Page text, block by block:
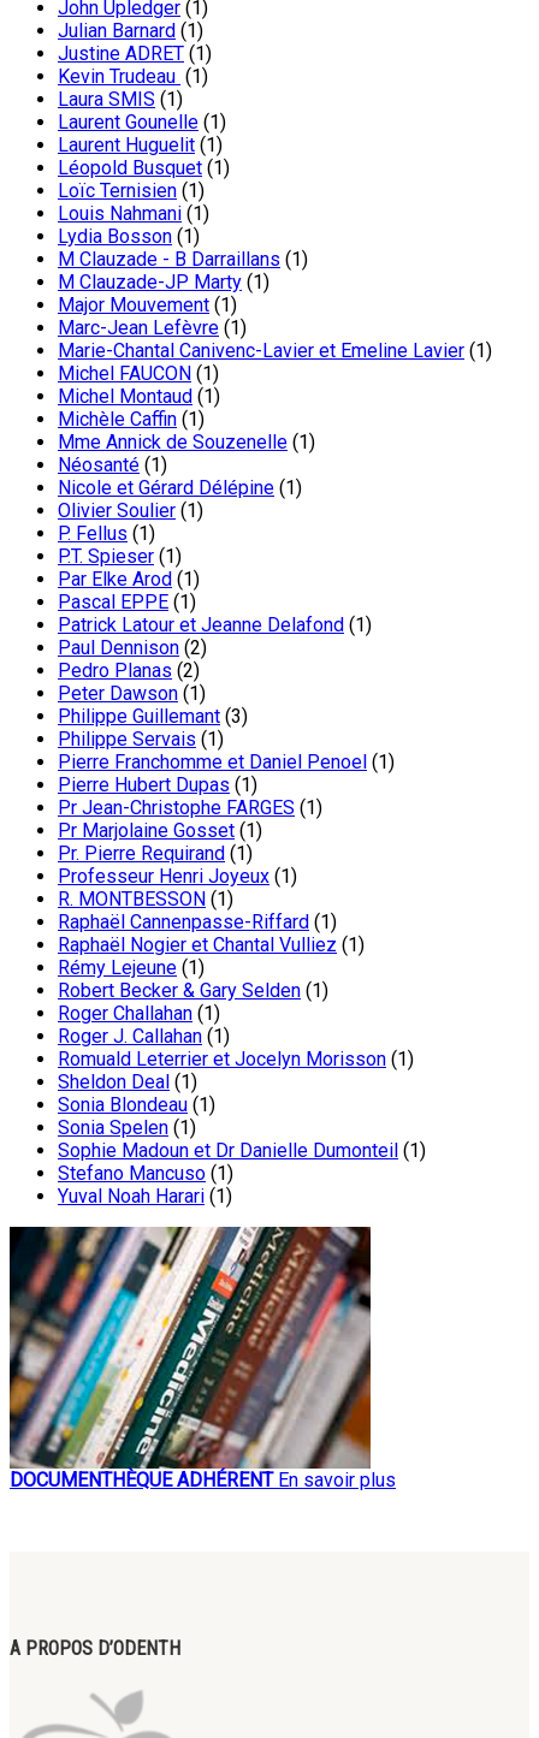
John Upledger (1)
Julian Barnard (1)
Justine ADRET (1)
Kevin Trudeau (1)
Laura SMIS (1)
Laurent Gounelle (1)
Laurent Huguelit (1)
Léopold Busquet (1)
Loïc Ternisien (1)
Louis Nahmani (1)
Lydia Bosson (1)
M Clauzade - B Darraillans (1)
M Clauzade-JP Marty (1)
Major Mouvement (1)
Marc-Jean Lefèvre (1)
Marie-Chantal Canivenc-Lavier et Emeline Lavier (1)
Michel FAUCON (1)
Michel Montaud (1)
Michèle Caffin (1)
Mme Annick de Souzenelle (1)
Néosanté (1)
Nicole et Gérard Délépine (1)
Olivier Soulier (1)
P. Fellus (1)
P.T. Spieser (1)
Par Elke Arod (1)
Pascal EPPE (1)
Patrick Latour et Jeanne Delafond (1)
Paul Dennison (2)
Pedro Planas (2)
Peter Dawson (1)
Philippe Guillemant (3)
Philippe Servais (1)
Pierre Franchomme et Daniel Penoel (1)
Pierre Hubert Dupas (1)
Pr Jean-Christophe FARGES (1)
Pr Marjolaine Gosset (1)
Pr. Pierre Requirand (1)
Professeur Henri Joyeux (1)
R. MONTBESSON (1)
Raphaël Cannenpasse-Riffard (1)
Raphaël Nogier et Chantal Vulliez (1)
Rémy Lejeune (1)
Robert Becker & Gary Selden (1)
Roger Challahan (1)
Roger J. Callahan (1)
Romuald Leterrier et Jocelyn Morisson (1)
Sheldon Deal (1)
Sonia Blondeau (1)
Sonia Spelen (1)
Sophie Madoun et Dr Danielle Dumonteil (1)
Stefano Mancuso (1)
Yuval Noah Harari (1)
DOCUMENTHÈQUE ADHÉRENT En savoir plus
A PROPOS D’ODENTH